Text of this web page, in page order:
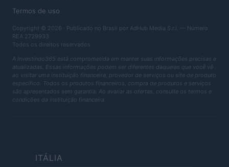
Termos de uso
Copyright © 2026 · Publicado no Brasil por AdHub Media S.r.l. — Número
REA 2729933
Todos os direitos reservados
A Investindo365 está comprometida em manter suas informações precisas e
atualizadas. Essas informações podem ser diferentes daquelas que você vê
ao visitar uma instituição financeira, provedor de serviços ou site de produto
específico. Todos os produtos financeiros, compra de produtos e serviços
são apresentados sem garantia. Ao avaliar as ofertas, consulte os termos e
condições da instituição financeira.
ITÁLIA